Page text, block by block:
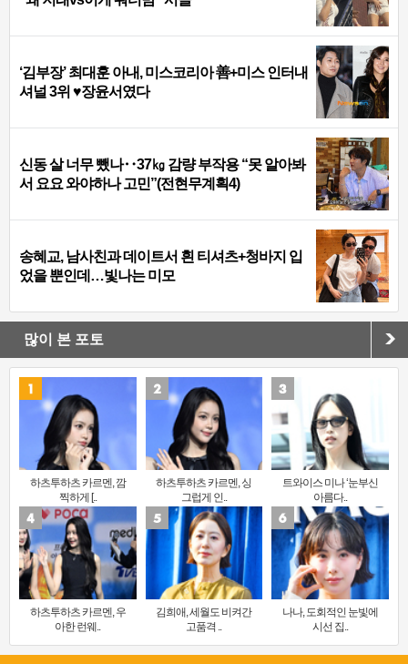
‘김부장’ 최대훈 아내, 미스코리아 善+미스 인터내
셔널 3위 ♥장윤서였다
신동 살 너무 뺐나‥37㎏ 감량 부작용 “못 알아봐
서 요요 와야하나 고민”(전현무계획4)
송혜교, 남사친과 데이트서 흰 티셔츠+청바지 입
었을 뿐인데…빛나는 미모
많이 본 포토
하츠투하츠 카르멘, 깜
찍하게 [..
하츠투하츠 카르멘, 싱
그럽게 인..
트와이스 미나 ‘눈부신
아름다..
하츠투하츠 카르멘, 우
아한 런웨..
김희애, 세월도 비켜간
고품격 ..
나나, 도회적인 눈빛에
시선 집..